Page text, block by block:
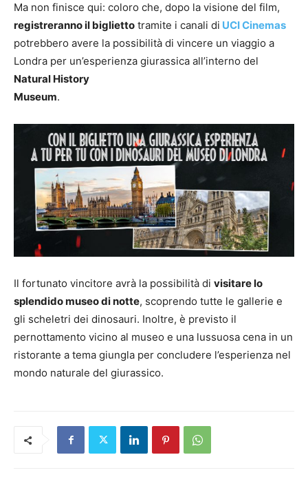
Ma non finisce qui: coloro che, dopo la visione del film,
registreranno il biglietto tramite i canali di UCI Cinemas
potrebbero avere la possibilità di vincere un viaggio a
Londra per un’esperienza giurassica all’interno del
Natural History
Museum.
Il fortunato vincitore avrà la possibilità di visitare lo
splendido museo di notte, scoprendo tutte le gallerie e
gli scheletri dei dinosauri. Inoltre, è previsto il
pernottamento vicino al museo e una lussuosa cena in un
ristorante a tema giungla per concludere l’esperienza nel
mondo naturale del giurassico.